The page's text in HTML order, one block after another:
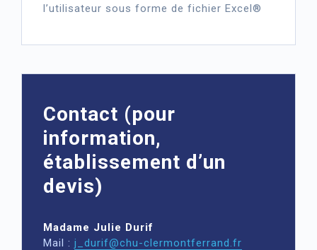
l’utilisateur sous forme de fichier Excel®
Contact (pour
information,
établissement d’un
devis)
Madame Julie Durif
Mail : j_durif@chu-clermontferrand.fr